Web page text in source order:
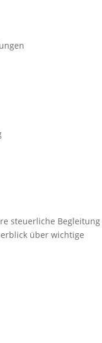
steuerliche Begleitung
über wichtige